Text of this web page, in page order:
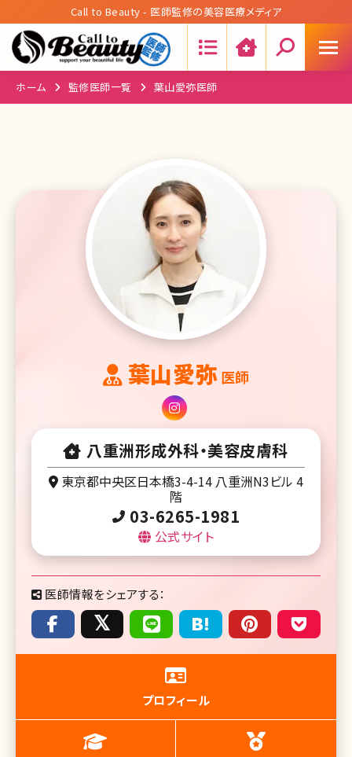
Call to Beauty - 医師監修の美容医療メディア
ホーム 監修医師一覧 葉山愛弥医師
葉山愛弥 医師
八重洲形成外科・美容皮膚科
東京都中央区日本橋3-4-14 八重洲N3ビル 4
階
03-6265-1981
公式サイト
医師情報をシェアする：
プロフィール